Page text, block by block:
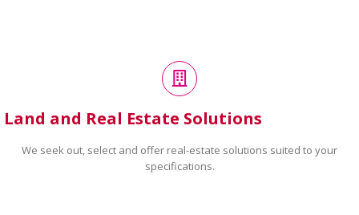
Land and Real Estate Solutions
We seek out, select and offer real-estate solutions suited to your
specifications.